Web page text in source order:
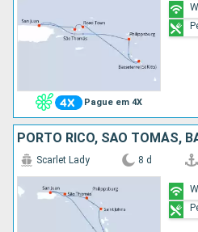
Pague em 4X
Scarlet Lady 8 d